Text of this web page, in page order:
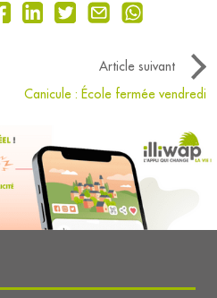
Article suivant
Canicule : École fermée vendredi